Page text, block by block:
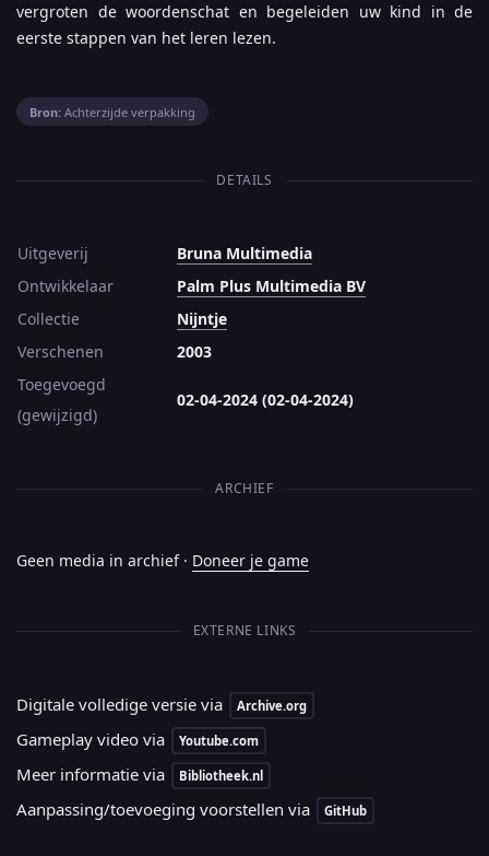
vergroten de woordenschat en begeleiden uw kind in de
eerste stappen van het leren lezen.
Bron: Achterzijde verpakking
DETAILS
Uitgeverij
Bruna Multimedia
Ontwikkelaar
Palm Plus Multimedia BV
Collectie
Nijntje
Verschenen
2003
Toegevoegd
(gewijzigd)
02-04-2024 (02-04-2024)
ARCHIEF
Geen media in archief · Doneer je game
EXTERNE LINKS
Digitale volledige versie via Archive.org
Gameplay video via Youtube.com
Meer informatie via Bibliotheek.nl
Aanpassing/toevoeging voorstellen via GitHub